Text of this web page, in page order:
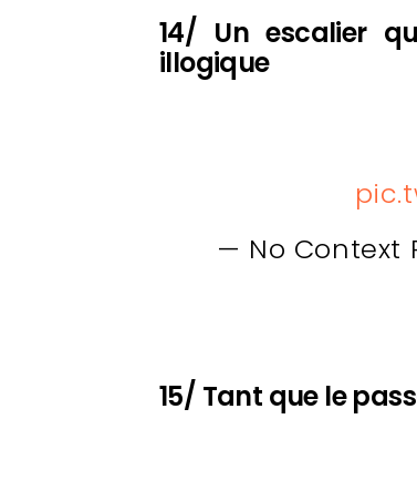
14/ Un escalier
illogique
— No Context
15/ Tant que le